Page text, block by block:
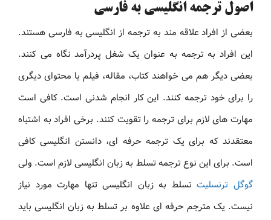
اصول ترجمه انگلیسی به فارسی
بعضی از افراد علاقه مند به ترجمه از انگلیسی به فارسی هستند.
این افراد به ترجمه به عنوان یک شغل پردرآمد نگاه می کنند.
بعضی دیگر هم می خواهند کتاب، مقاله، فیلم یا محتوای دیگری
را برای خود ترجمه کنند. این کار انجام شدنی است. کافی است
مهارت های لازم برای ترجمه را تقویت کنند. برخی افراد به اشتباه
معتقدند که برای یک ترجمه حرفه ای، دانستن انگلیسی کافی
است. برای این نوع ترجمه تسلط به زبان انگلیسی لازم است. ولی
گوگل ترنسلیتتسلط به زبان انگلیسی تنها مهارت مورد نیاز
نیست. یک مترجم حرفه ای علاوه بر تسلط به زبان انگلیسی باید